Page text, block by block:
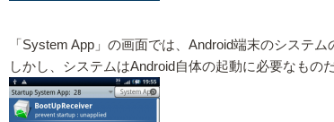
「System App」の画面では、Android端末のシステム
しかし、システムはAndroid自体の起動に必要なもの